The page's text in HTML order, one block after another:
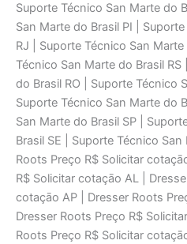
Suporte Técnico San Marte do
San Marte do Brasil PI |
RJ | Suporte Técnico San
Técnico San Marte do Brasil
do Brasil RO | Suporte Técnico
Suporte Técnico San Marte do
San Marte do Brasil SP |
Brasil SE | Suporte Técnico
Roots Preço R$ Solicitar
R$ Solicitar cotaçāo AL |
cotaçāo AP | Dresser Roots
Dresser Roots Preço R$
Roots Preço R$ Solicitar